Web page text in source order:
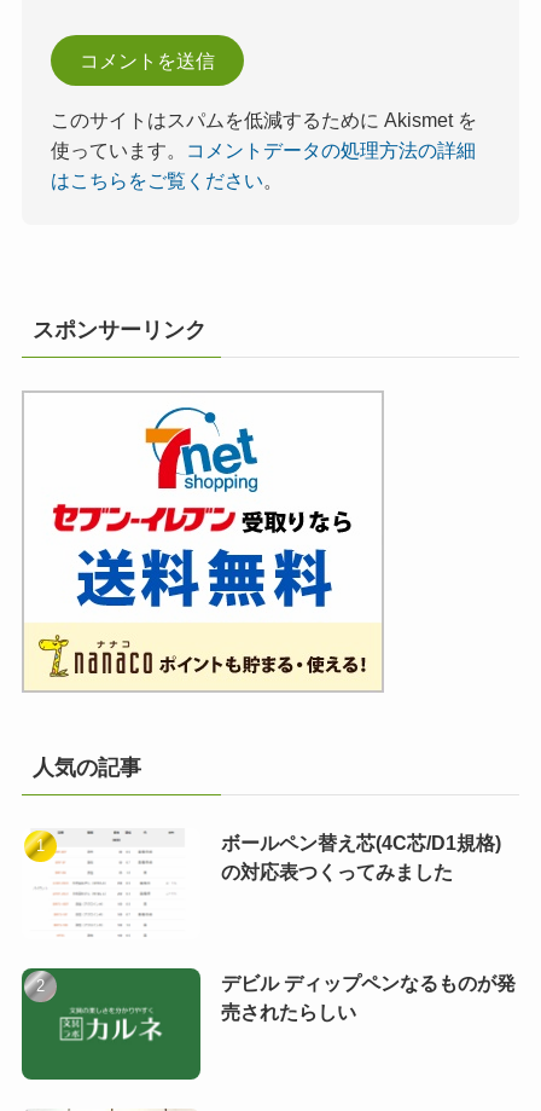
このサイトはスパムを低減するために Akismet を
使っています。
コメントデータの処理方法の詳細
はこちらをご覧ください。
スポンサーリンク
人気の記事
ボールペン替え芯(4C芯/D1規格)
の対応表つくってみました
デビル ディップペンなるものが発
売されたらしい